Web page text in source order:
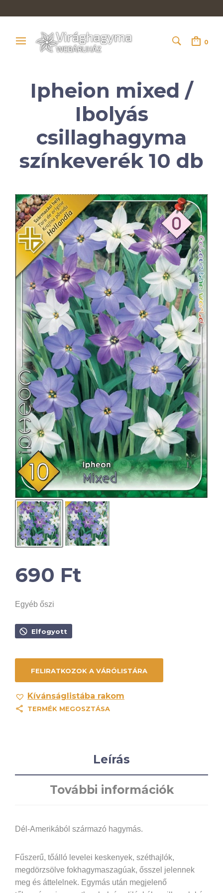
0
Ipheion mixed /
Ibolyás
csillaghagyma
színkeverék 10 db
690 Ft
Egyéb őszi
Elfogyott
Kívánságlistába rakom
TERMÉK MEGOSZTÁSA
Leírás
További információk
Dél-Amerikából származó hagymás.
Fűszerű, tőálló levelei keskenyek, széthajlók,
megdörzsölve fokhagymaszagúak, ősszel jelennek
meg és áttelelnek. Egymás után megjelenő